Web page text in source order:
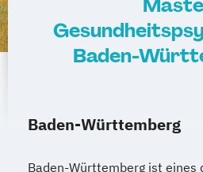
Baden-
Baden-Württemberg
Baden-Württemberg ist eines